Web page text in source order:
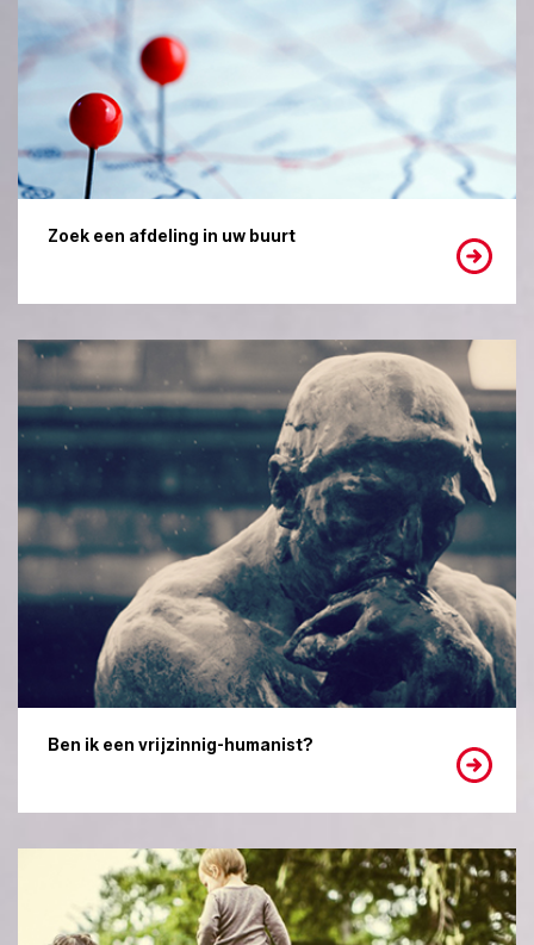
Zoek een afdeling in uw buurt
Ben ik een vrijzinnig-humanist?